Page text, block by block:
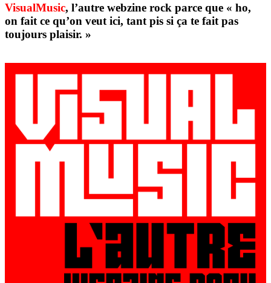
VisualMusic, l’autre webzine rock parce que « ho,
on fait ce qu’on veut ici, tant pis si ça te fait pas
toujours plaisir. »